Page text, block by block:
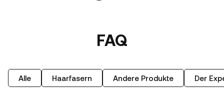
FAQ
Alle Haarfasern Andere Produkte Der